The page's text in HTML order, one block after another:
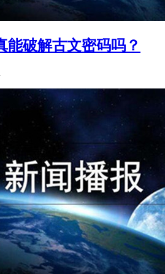
能破解古文密码吗？